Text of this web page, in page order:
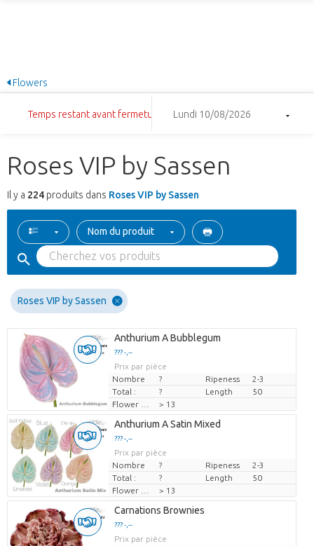
Flowers
Temps restant avant fermeture: 3:16:52Lundi 10/08/2026
Roses VIP by Sassen
Il y a 224 produits dans Roses VIP by Sassen
Nom du produit
Roses VIP by Sassen
Anthurium A Bubblegum
??? -,--
Prix par pièce
Nombre
? Ripeness
2-3
Total :
? Length
50
> 13
Anthurium A Satin Mixed
??? -,--
Prix par pièce
Nombre
? Ripeness
2-3
Total :
? Length
50
> 13
Carnations Brownies
??? -,--
Prix par pièce